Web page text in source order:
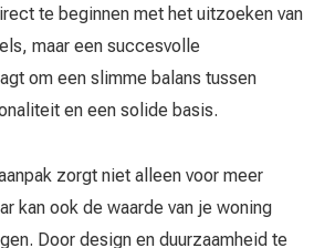
te beginnen met het uitzoeken van
maar een succesvolle
om een slimme balans tussen
en een solide basis.
zorgt niet alleen voor meer
kan ook de waarde van je woning
Door design en duurzaamheid te